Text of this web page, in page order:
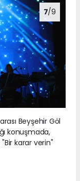
7/9
Beyşehir Göl
konuşmada,
karar verin"